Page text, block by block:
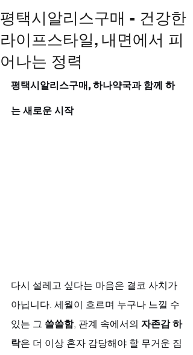
평택시알리스구매 - 건강한
라이프스타일, 내면에서 피
어나는 정력
평택시알리스구매, 하나약국과 함께 하
는 새로운 시작
다시 설레고 싶다는 마음은 결코 사치가
아닙니다. 세월이 흐르며 누구나 느낄 수
있는 그 쓸쓸함, 관계 속에서의 자존감 하
락은 더 이상 혼자 감당해야 할 무거운 짐